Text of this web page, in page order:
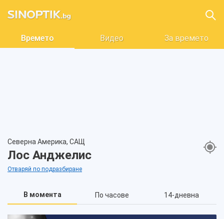
Времето Видео За времето
Северна Америка, САЩ
Лос Анджелис
Отваряй по подразбиране
В момента По часове 14-дневна